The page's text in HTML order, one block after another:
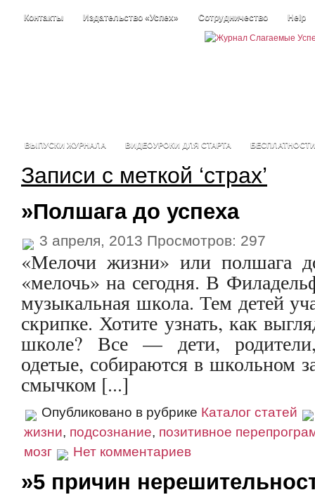
Контакты Издательство «Успех» Сотрудничество Help
ВЫПУСКИ ЖУРНАЛА ВИДЕОУРОКИ ДЛЯ СТАРТА БЕСПЛАТНОСТИ
Записи с меткой ‘страх’
»Полшага до успеха
3 апреля, 2013 Просмотров: 297
«Мелочи жизни» или полшага
«мелочь» на сегодня. В
музыкальная школа. Тем детей
скрипке. Хотите узнать, как
школе? Все — дети, родители,
одетые, собираются в школьном
смычком [...]
Опубликовано в рубрике Каталог статей
жизни, подсознание, позитивное
мозг
Нет комментариев
»5 причин